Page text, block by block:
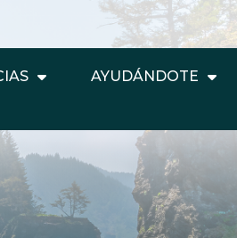
AYUDÁNDOTE